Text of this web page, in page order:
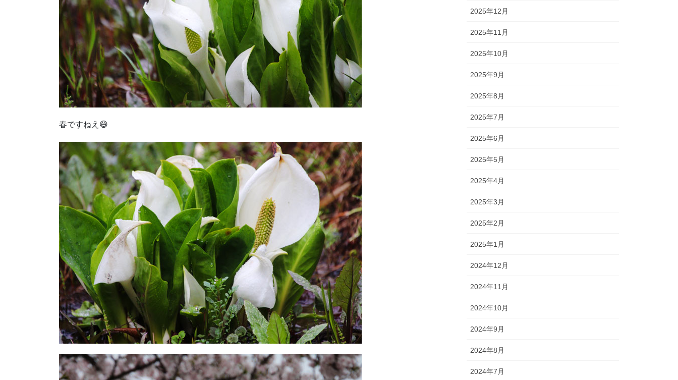
春ですねえ😄
2025年12月
2025年11月
2025年10月
2025年9月
2025年8月
2025年7月
2025年6月
2025年5月
2025年4月
2025年3月
2025年2月
2025年1月
2024年12月
2024年11月
2024年10月
2024年9月
2024年8月
2024年7月